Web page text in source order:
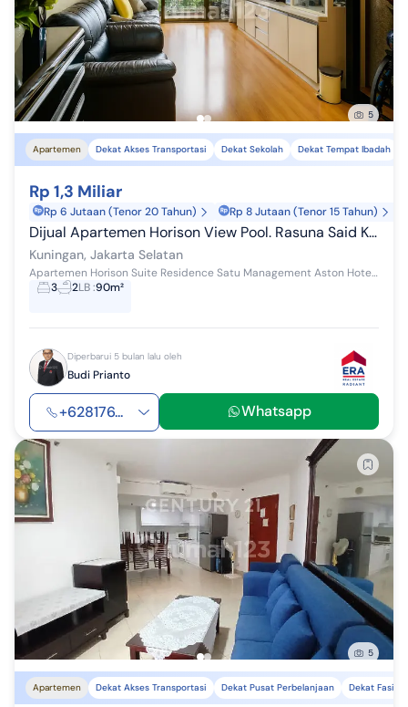
5
Apartemen Dekat Akses Transportasi Dekat Sekolah Dekat Tempat Ibadah
Rp 1,3 Miliar
Rp 6 Jutaan (Tenor 20 Tahun) Rp 8 Jutaan (Tenor 15 Tahun)
Dijual Apartemen Horison View Pool. Rasuna Said Kuningan
Kuningan, Jakarta Selatan
Apartemen Horison Suite Residence Satu Management Aston Hotel Fasilitas Aston Hotel IPL 2 Jt an tiap Bulan Diluar Listrik Dan Air - Luas Bangu...
3
2LB:90m²
Diperbarui 5 bulan lalu oleh
Budi Prianto
+628176... Whatsapp
5
Apartemen Dekat Akses Transportasi Dekat Pusat Perbelanjaan Dekat